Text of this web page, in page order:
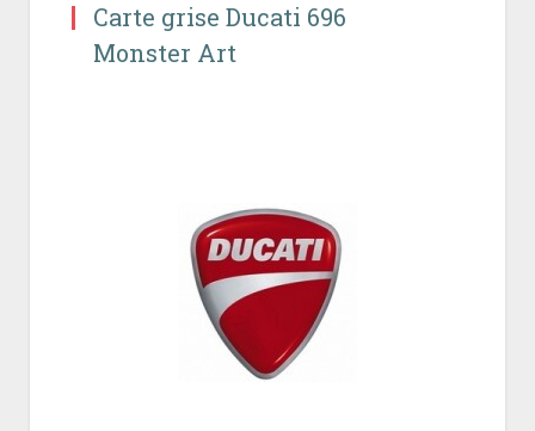
Carte grise Ducati 696
Monster Art